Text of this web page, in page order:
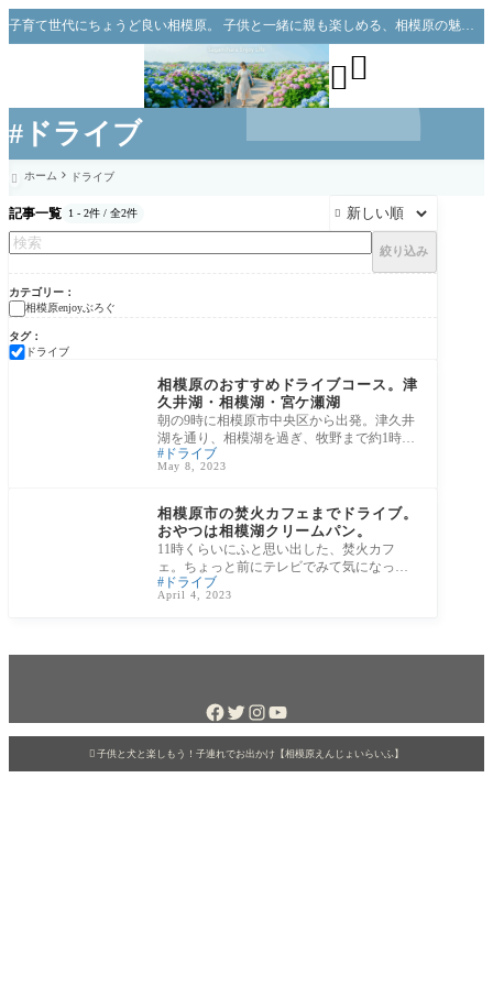
#ドライブ
子育て世代にちょうど良い相模原。 子供と一緒に親も楽しめる、相模原の魅力をお伝えできればと思っています。

 ホーム ドライブ
記事一覧 1 - 2件 / 全2件 
絞り込み
カテゴリー
相模原enjoyぶろぐ
タグ
ドライブ
相模原のおすすめドライブコース。津
久井湖・相模湖・宮ケ瀬湖
朝の9時に相模原市中央区から出発。津久井
湖を通り、相模湖を過ぎ、牧野まで約1時
間。 そこから宮ケ瀬に行き、オレンジツリ
ーでハ
ドライブ
May 8, 2023
相模原市の焚火カフェまでドライブ。
おやつは相模湖クリームパン。
11時くらいにふと思い出した、焚火カフ
ェ。ちょっと前にテレビでみて気になって
いた場所です。上溝から1時間くらいで行け
るし、気
ドライブ
April 4, 2023
 子供と犬と楽しもう！子連れでお出かけ【相模原えんじょいらいふ】